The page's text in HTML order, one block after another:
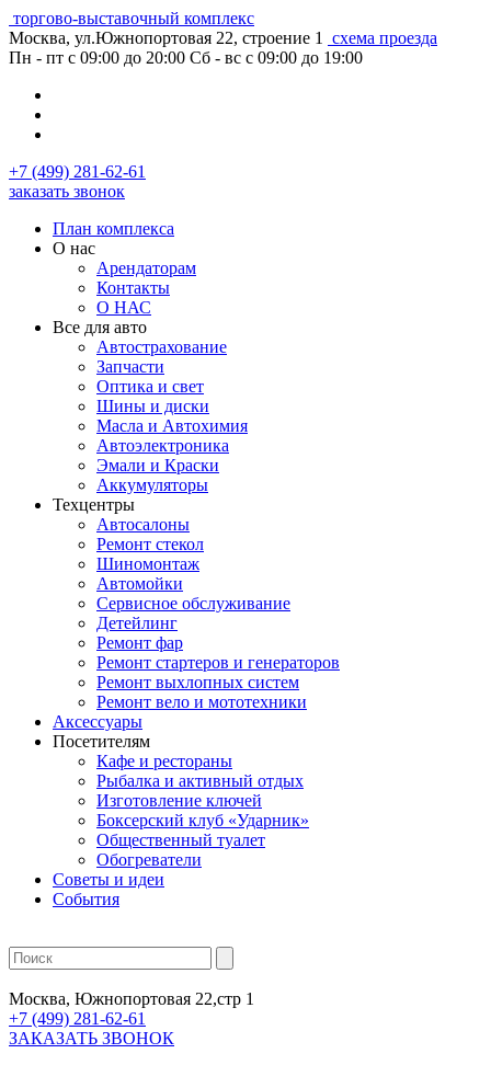
торгово-выставочный комплекс
Москва, ул.Южнопортовая 22, строение 1
схема проезда
Пн - пт с 09:00 до 20:00 Сб - вс с 09:00 до 19:00
+7 (499) 281-62-61
заказать звонок
План комплекса
О нас
Арендаторам
Контакты
О НАС
Все для авто
Автострахование
Запчасти
Оптика и свет
Шины и диски
Масла и Автохимия
Автоэлектроника
Эмали и Краски
Аккумуляторы
Техцентры
Автосалоны
Ремонт стекол
Шиномонтаж
Автомойки
Сервисное обслуживание
Детейлинг
Ремонт фар
Ремонт стартеров и генераторов
Ремонт выхлопных систем
Ремонт вело и мототехники
Аксессуары
Посетителям
Кафе и рестораны
Рыбалка и активный отдых
Изготовление ключей
Боксерский клуб «Ударник»
Общественный туалет
Обогреватели
Советы и идеи
События
Москва, Южнопортовая 22,стр 1
+7 (499) 281-62-61
ЗАКАЗАТЬ ЗВОНОК